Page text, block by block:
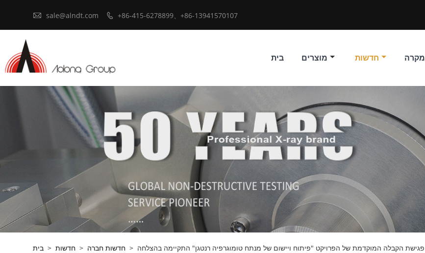
 sale@alndt.com  +86-415-6278899、+86-13941570107
בית מוצרים חדשות מקרה
בית > חדשות > חדשות חברה > פגישת הקבלה המוקדמת של הפרויקט "פיתוח ויישום של מנתח טומוגרפיה רנטגן" התקיימה בהצלחה